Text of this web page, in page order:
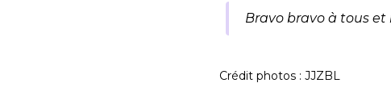
Bravo bravo à tous
Crédit photos : JJZBL